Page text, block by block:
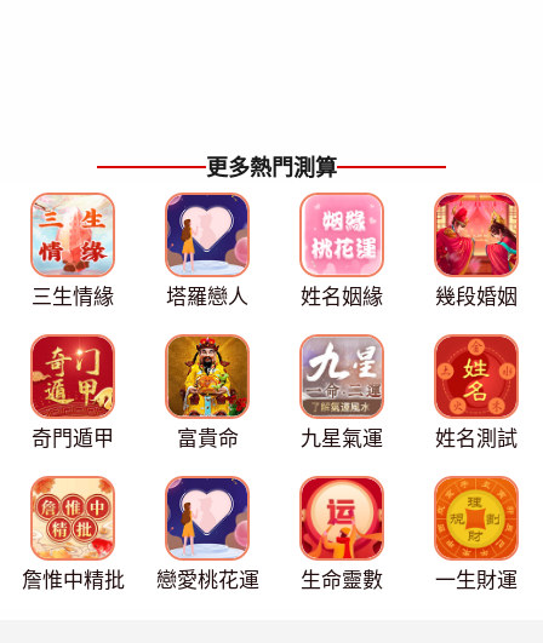
更多熱門測算
三生情緣 塔羅戀人 姓名姻緣 幾段婚姻
奇門遁甲 富貴命 九星氣運 姓名測試
詹惟中精批 戀愛桃花運 生命靈數 一生財運